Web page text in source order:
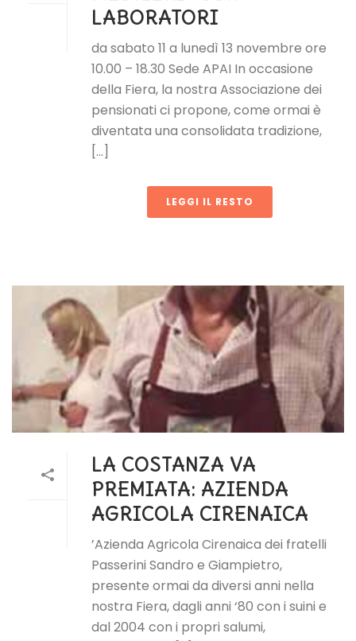
LABORATORI
da sabato 11 a lunedì 13 novembre ore
10.00 – 18.30 Sede APAI In occasione
della Fiera, la nostra Associazione dei
pensionati ci propone, come ormai è
diventata una consolidata tradizione,
[...]
LEGGI IL RESTO
LA COSTANZA VA
PREMIATA: AZIENDA
AGRICOLA CIRENAICA
’Azienda Agricola Cirenaica dei fratelli
Passerini Sandro e Giampietro,
presente ormai da diversi anni nella
nostra Fiera, dagli anni ‘80 con i suini e
dal 2004 con i propri salumi,